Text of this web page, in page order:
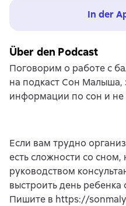
In der
Über den Podcast
Поговорим о работе с
на подкаст Сон Малыша,
информации по сон и не
Если вам трудно
есть сложности со
руководством
выстроить день ребенка
Пишите в https://